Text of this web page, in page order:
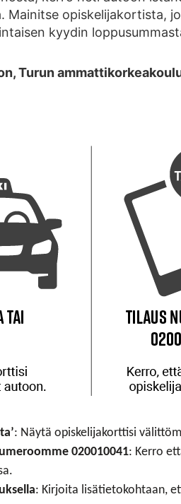
Mainitse opiskelijakortista,
kyydin
Turun
: Näytä opiskelijakorttisi
020010041: Kerro
: Kirjoita lisätietokohtaan,